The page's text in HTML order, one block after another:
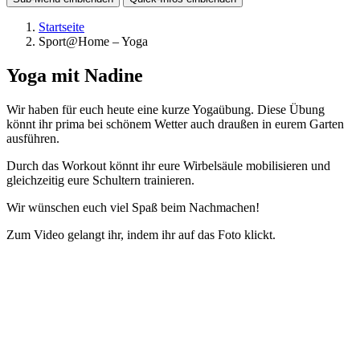
Startseite
Sport@Home – Yoga
Yoga mit Nadine
Wir haben für euch heute eine kurze Yogaübung. Diese Übung
könnt ihr prima bei schönem Wetter auch draußen in eurem Garten
ausführen.
Durch das Workout könnt ihr eure Wirbelsäule mobilisieren und
gleichzeitig eure Schultern trainieren.
Wir wünschen euch viel Spaß beim Nachmachen!
Zum Video gelangt ihr, indem ihr auf das Foto klickt.